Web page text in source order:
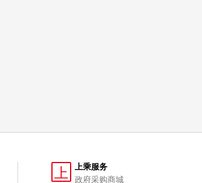
上
上乘服务
政府采购商城